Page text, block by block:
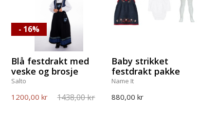
Blå festdrakt med
veske og brosje
Salto
1200,00 kr 1438,00 kr
- 16%
Baby strikket
festdrakt pakke
Name It
880,00 kr